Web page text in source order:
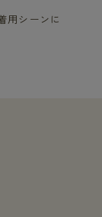
用シーンに